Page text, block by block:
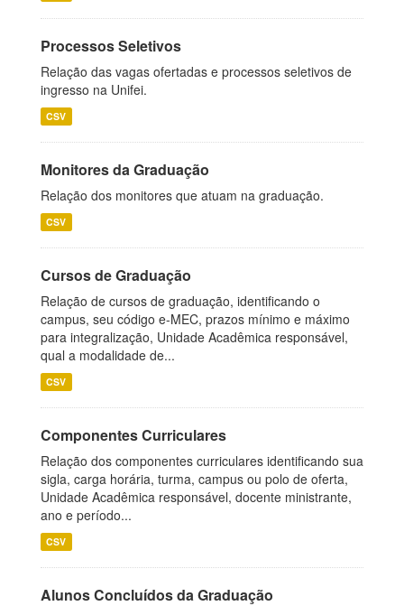
Processos Seletivos
Relação das vagas ofertadas e processos seletivos de
ingresso na Unifei.
CSV
Monitores da Graduação
Relação dos monitores que atuam na graduação.
CSV
Cursos de Graduação
Relação de cursos de graduação, identificando o
campus, seu código e-MEC, prazos mínimo e máximo
para integralização, Unidade Acadêmica responsável,
qual a modalidade de...
CSV
Componentes Curriculares
Relação dos componentes curriculares identificando sua
sigla, carga horária, turma, campus ou polo de oferta,
Unidade Acadêmica responsável, docente ministrante,
ano e período...
CSV
Alunos Concluídos da Graduação